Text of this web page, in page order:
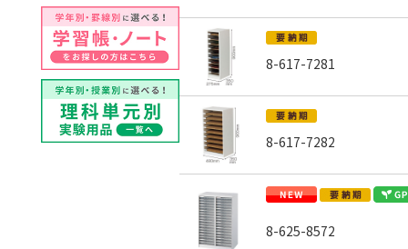
8-617-7281
8-617-7282
8-625-8572